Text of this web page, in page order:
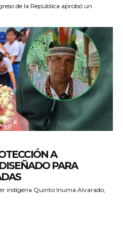
de la República aprobó un
A
PARA
indígena Quinto Inuma Alvarado,